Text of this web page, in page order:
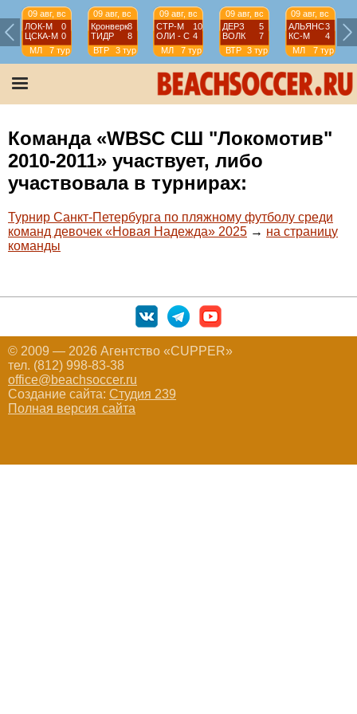
09 авг, вс
ЛОК-М
0
ЦСКА-М 0
МЛ
7 тур
09 авг, вс
Кронверк8
ТИДР
8
ВТР
3 тур
09 авг, вс
СТР-М
10
ОЛИ - С 4
МЛ
7 тур
09 авг, вс
ДЕРЗ
5
ВОЛК
7
ВТР
3 тур
09 авг, вс
АЛЬЯНС3
КС-М
4
МЛ
7 тур
Команда «WBSC СШ "Локомотив"
2010-2011» участвует, либо
участвовала в турнирах:
Турнир Санкт-Петербурга по пляжному футболу среди
команд девочек «Новая Надежда» 2025 → на страницу
команды
© 2009 — 2026 Агентство «CUPPER»
тел. (812) 998-83-38
office@beachsoccer.ru
Создание сайта: Студия 239
Полная версия сайта